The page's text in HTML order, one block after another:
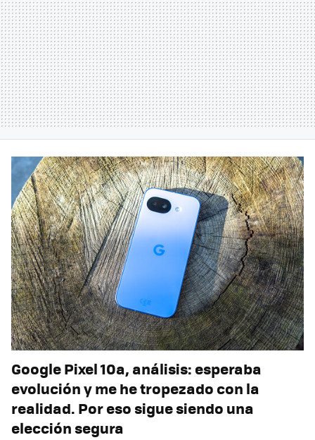
Google Pixel 10a, análisis: esperaba
evolución y me he tropezado con la
realidad. Por eso sigue siendo una
elección segura